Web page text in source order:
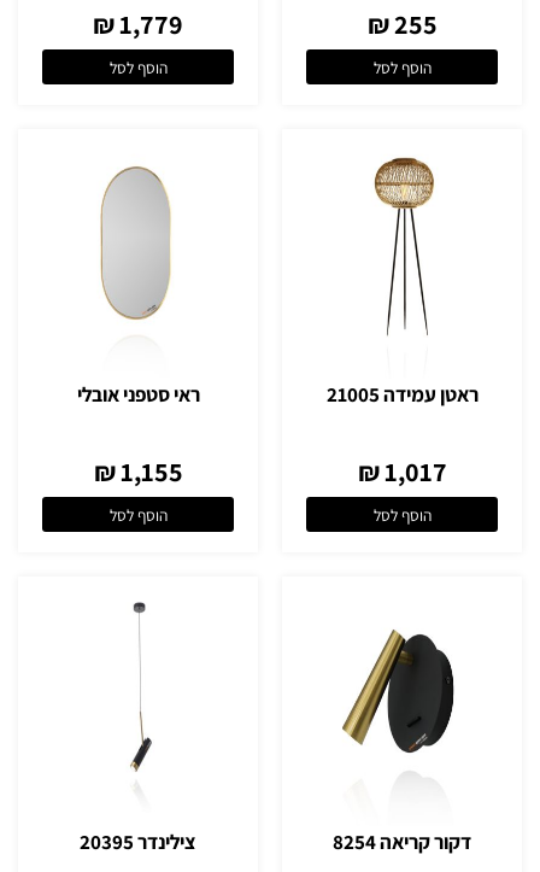
255 ₪
הוסף לסל
1,779 ₪
הוסף לסל
ראטן עמידה 21005
1,017 ₪
הוסף לסל
ראי סטפני אובלי
1,155 ₪
הוסף לסל
דקור קריאה 8254 צילינדר 20395